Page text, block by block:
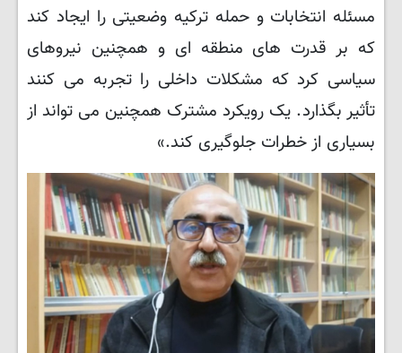
مسئله انتخابات و حمله ترکیه وضعیتی را ایجاد کند
که بر قدرت های منطقه ای و همچنین نیروهای
سیاسی کرد که مشکلات داخلی را تجربه می کنند
تأثیر بگذارد. یک رویکرد مشترک همچنین می تواند از
بسیاری از خطرات جلوگیری کند.»